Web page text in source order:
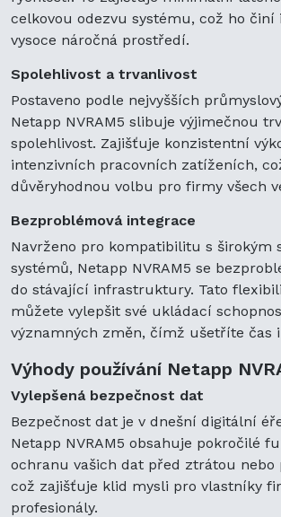
celkovou odezvu systému, což ho
vysoce náročná prostředí.
Spolehlivost a trvanlivost
Postaveno podle nejvyšších
Netapp NVRAM5 slibuje výjimečnou
spolehlivost. Zajišťuje konzistentní
intenzivních pracovních zatíženích,
důvěryhodnou volbu pro firmy všech
Bezproblémová integrace
Navrženo pro kompatibilitu s širokým
systémů, Netapp NVRAM5 se
do stávající infrastruktury. Tato
můžete vylepšit své ukládací
významných změn, čímž ušetříte čas
Výhody používání Netapp
Vylepšená bezpečnost dat
Bezpečnost dat je v dnešní digitální
Netapp NVRAM5 obsahuje pokročilé
ochranu vašich dat před ztrátou nebo
což zajišťuje klid mysli pro vlastníky
profesionály.